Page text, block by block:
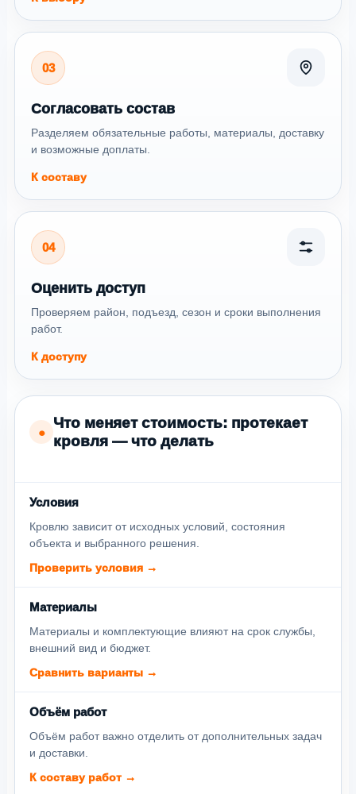
03
Согласовать состав
Разделяем обязательные работы, материалы, доставку
и возможные доплаты.
К составу
04
Оценить доступ
Проверяем район, подъезд, сезон и сроки выполнения
работ.
К доступу
●
Что меняет стоимость: протекает
кровля — что делать
Условия
Кровлю зависит от исходных условий, состояния
объекта и выбранного решения.
Проверить условия →
Материалы
Материалы и комплектующие влияют на срок службы,
внешний вид и бюджет.
Сравнить варианты →
Объём работ
Объём работ важно отделить от дополнительных задач
и доставки.
К составу работ →